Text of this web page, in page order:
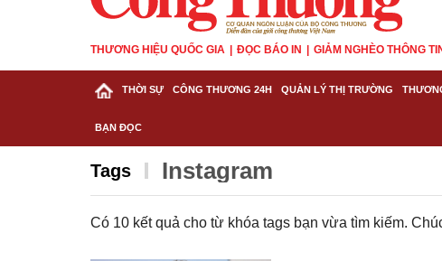
THƯƠNG HIỆU QUỐC GIA ĐỌC BÁO IN GIẢM NGHÈO THÔNG
THỜI SỰ CÔNG THƯƠNG 24H QUẢN LÝ THỊ TRƯỜNG
BẠN ĐỌC
Tags Instagram
Có 10 kết quả cho từ khóa tags bạn vừa tìm kiếm.